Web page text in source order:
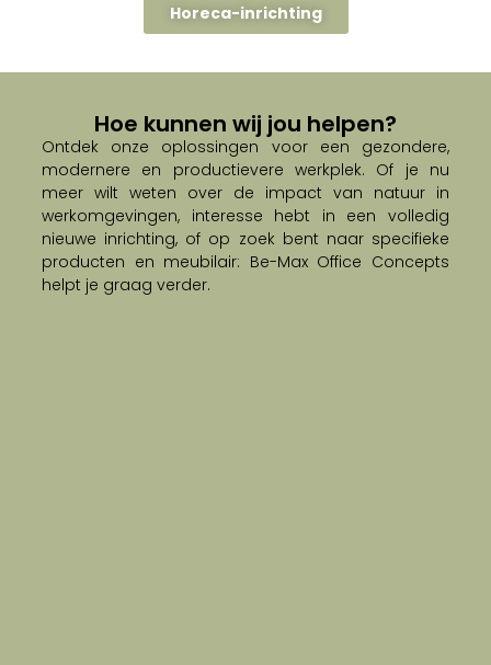
Horeca-inrichting
Hoe kunnen wij jou helpen?
Ontdek onze oplossingen voor een gezondere,
modernere en productievere werkplek. Of je nu
meer wilt weten over de impact van natuur in
werkomgevingen, interesse hebt in een volledig
nieuwe inrichting, of op zoek bent naar specifieke
producten en meubilair: Be-Max Office Concepts
helpt je graag verder.